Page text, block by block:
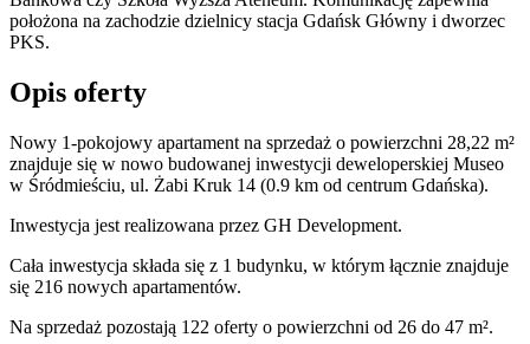
położona na zachodzie dzielnicy stacja Gdańsk Główny i dworzec
PKS.
Opis oferty
Nowy 1-pokojowy apartament na sprzedaż o powierzchni 28,22 m²
znajduje się w nowo budowanej inwestycji deweloperskiej Museo
w Śródmieściu, ul. Żabi Kruk 14 (0.9 km od centrum Gdańska).
Inwestycja jest realizowana przez GH Development.
Cała inwestycja składa się z 1 budynku, w którym łącznie znajduje
się 216 nowych apartamentów.
Na sprzedaż pozostają 122 oferty o powierzchni od 26 do 47 m².